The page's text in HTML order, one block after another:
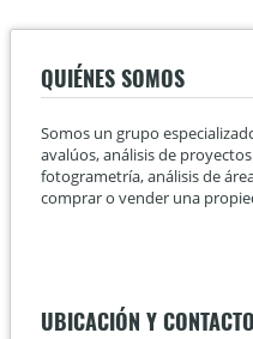
QUIÉNES SOMOS
Somos un grupo
avalúos, análisis de
fotogrametría, análisis de
comprar o vender una
UBICACIÓN Y CONTACTO